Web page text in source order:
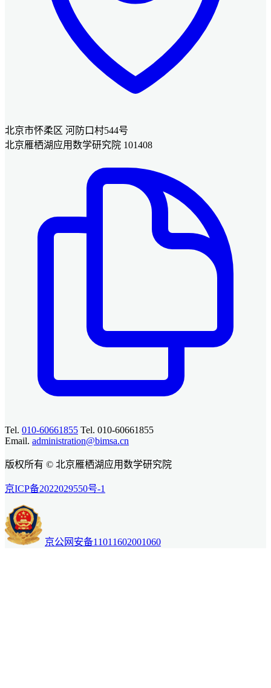
北京市怀柔区 河防口村544号
北京雁栖湖应用数学研究院 101408
Tel. 010-60661855 Tel. 010-60661855
Email. administration@bimsa.cn
版权所有 © 北京雁栖湖应用数学研究院
京ICP备2022029550号-1
京公网安备11011602001060